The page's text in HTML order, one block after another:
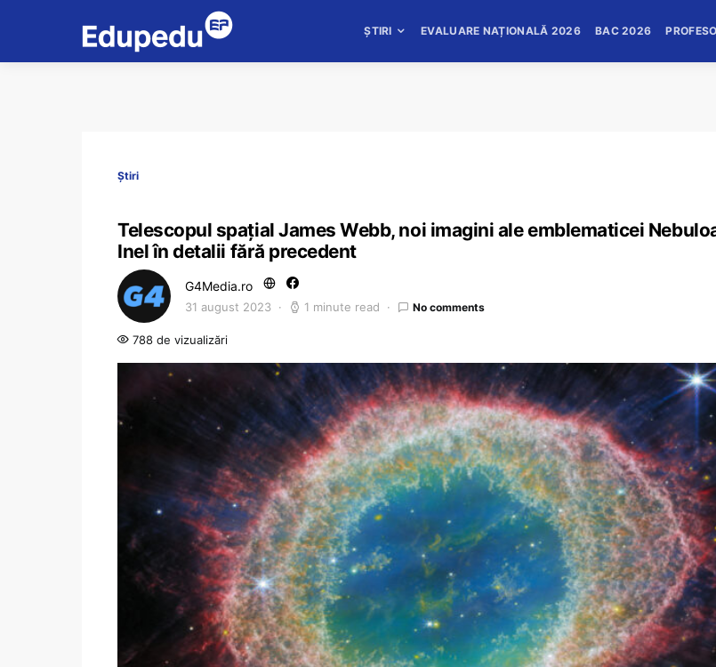
ȘTIRI EVALUARE NAȚIONALĂ 2026 BAC 2026
Știri
Telescopul spațial James Webb, noi imagini ale emblematicei
Inel în detalii fără precedent
G4Media.ro
31 august 2023 1 minute read No comments
788 de vizualizări